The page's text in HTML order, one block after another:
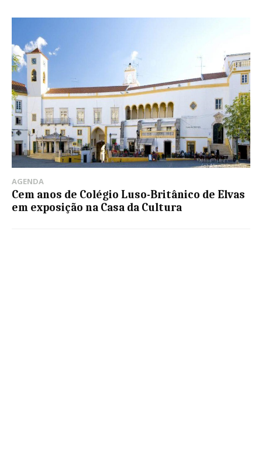
AGENDA
Cem anos de Colégio Luso-Britânico de Elvas
em exposição na Casa da Cultura